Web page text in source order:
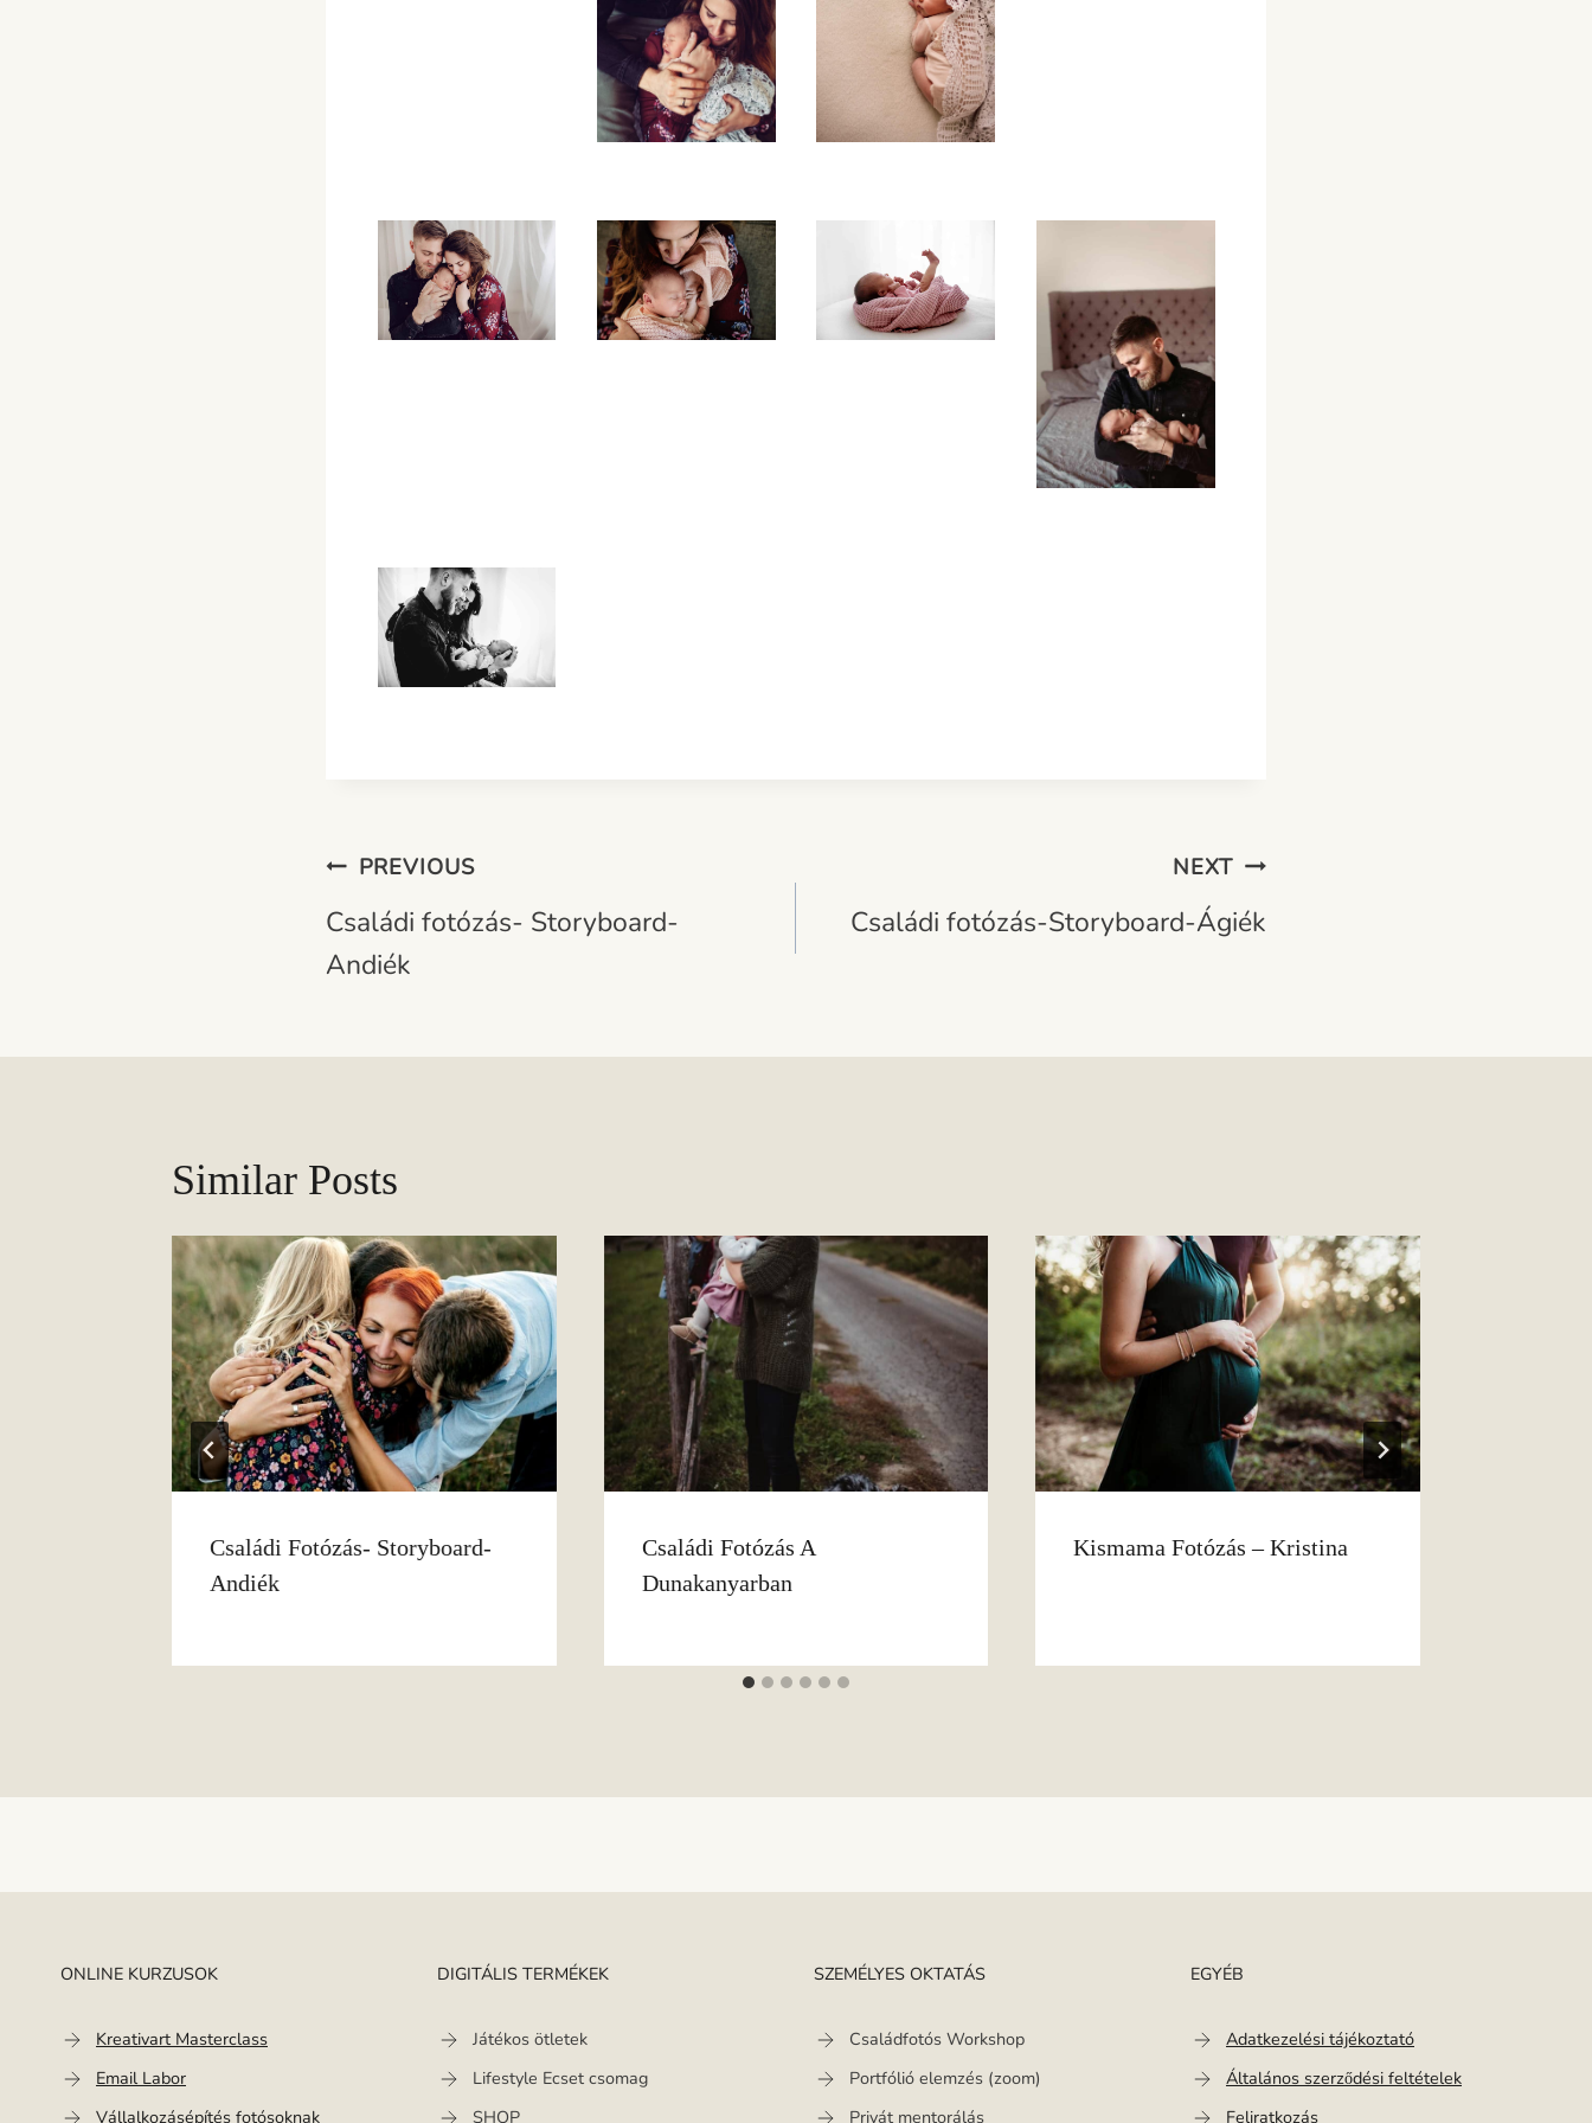
Bejegyzés
Navigáció
PREVIOUS
Családi fotózás- Storyboard-
Andiék
NEXT
Családi fotózás-Storyboard-Ágiék
Similar Posts
Családi Fotózás- Storyboard-
Andiék
Családi Fotózás A
Dunakanyarban
Kismama Fotózás – Kristina
ONLINE KURZUSOK
Kreativart Masterclass
Email Labor
Vállalkozásépítés fotósoknak
DIGITÁLIS TERMÉKEK
Játékos ötletek
Lifestyle Ecset csomag
SHOP
SZEMÉLYES OKTATÁS
Családfotós Workshop
Portfólió elemzés (zoom)
Privát mentorálás
EGYÉB
Adatkezelési tájékoztató
Általános szerződési feltételek
Feliratkozás